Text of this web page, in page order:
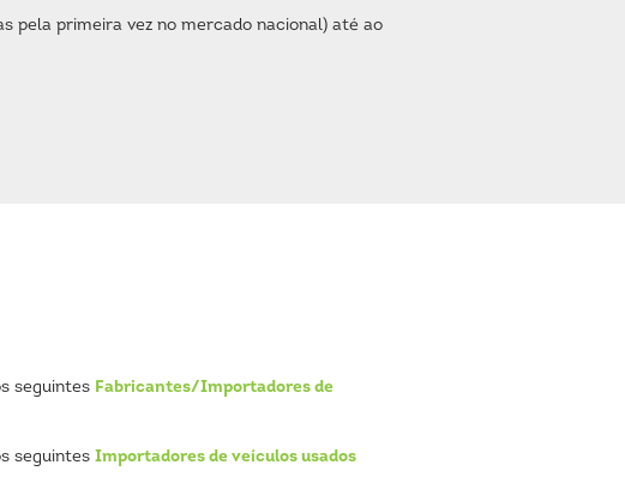
pela primeira vez no mercado nacional) até ao
seguintes Fabricantes/Importadores de
seguintes Importadores de veículos usados